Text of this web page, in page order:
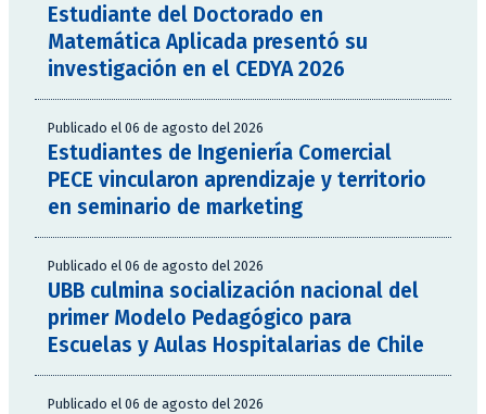
Estudiante del Doctorado en
Matemática Aplicada presentó su
investigación en el CEDYA 2026
Publicado el 06 de agosto del 2026
Estudiantes de Ingeniería Comercial
PECE vincularon aprendizaje y territorio
en seminario de marketing
Publicado el 06 de agosto del 2026
UBB culmina socialización nacional del
primer Modelo Pedagógico para
Escuelas y Aulas Hospitalarias de Chile
Publicado el 06 de agosto del 2026